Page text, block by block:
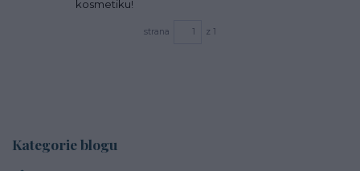
Kategorie blogu
kosmetiku!
strana z 1